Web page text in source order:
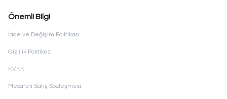
Önemli Bilgi
İade ve Değişim Politikası
Gizlilik Politikası
KVKK
Mesafeli Satış Sözleşmesi